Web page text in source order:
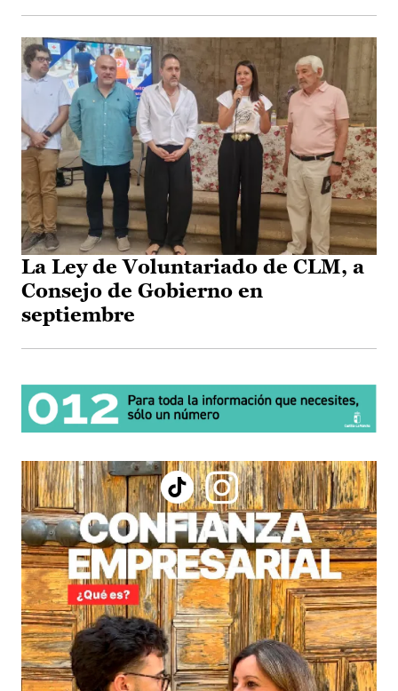
La Ley de Voluntariado de CLM, a
Consejo de Gobierno en
septiembre